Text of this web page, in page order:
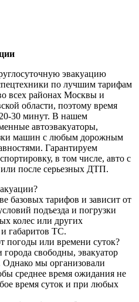
эвакуацию
по лучшим тарифам
всех районах Москвы и
области, поэтому время
20-30 минут. В нашем
автоэвакуаторы,
машин с любым дорожным
Гарантируем
в том числе, авто с
после серьезных ДТП.
базовых тарифов и зависит от
подъезда и погрузки
колес или других
габаритов ТС.
погоды или времени суток?
свободны, эвакуатор
Однако мы организовали
среднее время ожидания не
время суток и при любых